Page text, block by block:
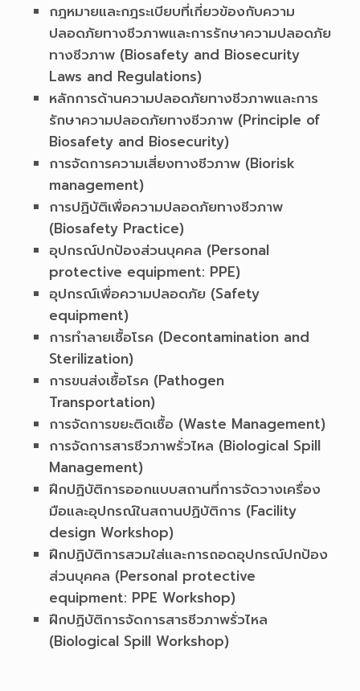
กฎหมายและกฎระเบียบที่เกี่ยวข้องกับความ
ปลอดภัยทางชีวภาพและการรักษาความปลอดภัย
ทางชีวภาพ (Biosafety and Biosecurity
Laws and Regulations)
หลักการด้านความปลอดภัยทางชีวภาพและการ
รักษาความปลอดภัยทางชีวภาพ (Principle of
Biosafety and Biosecurity)
การจัดการความเสี่ยงทางชีวภาพ (Biorisk
management)
การปฏิบัติเพื่อความปลอดภัยทางชีวภาพ
(Biosafety Practice)
อุปกรณ์ปกป้องส่วนบุคคล (Personal
protective equipment: PPE)
อุปกรณ์เพื่อความปลอดภัย (Safety
equipment)
การทำลายเชื้อโรค (Decontamination and
Sterilization)
การขนส่งเชื้อโรค (Pathogen
Transportation)
การจัดการขยะติดเชื้อ (Waste Management)
การจัดการสารชีวภาพรั่วไหล (Biological Spill
Management)
ฝึกปฏิบัติการออกแบบสถานที่การจัดวางเครื่อง
มือและอุปกรณ์ในสถานปฏิบัติการ (Facility
design Workshop)
ฝึกปฏิบัติการสวมใส่และการถอดอุปกรณ์ปกป้อง
ส่วนบุคคล (Personal protective
equipment: PPE Workshop)
ฝึกปฏิบัติการจัดการสารชีวภาพรั่วไหล
(Biological Spill Workshop)